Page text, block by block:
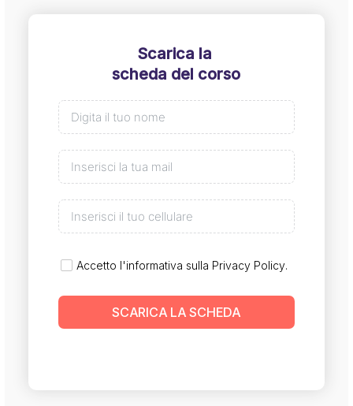
Scarica la
scheda del corso
Accetto l'informativa sulla Privacy Policy.
SCARICA LA SCHEDA